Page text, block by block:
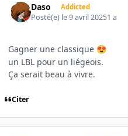
Daso Addicted
Posté(e) le 9 avril 20251 a
Gagner une classique 😍
un LBL pour un liégeois.
Ça serait beau à vivre.
Citer